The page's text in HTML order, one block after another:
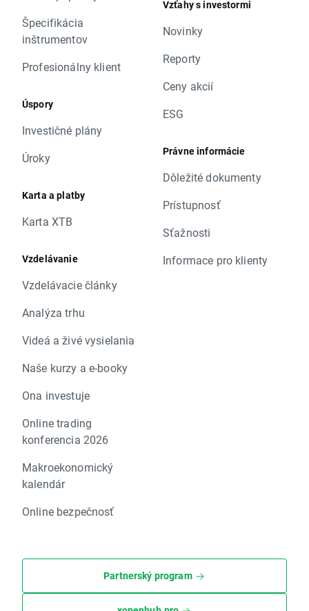
Špecifikácia
inštrumentov
Profesionálny klient
Úspory
Investičné plány
Úroky
Karta a platby
Karta XTB
Vzdelávanie
Vzdelávacie články
Analýza trhu
Videá a živé vysielania
Naše kurzy a e-booky
Ona investuje
Online trading
konferencia 2026
Makroekonomický
kalendár
Online bezpečnosť
Vzťahy s investormi
Novinky
Reporty
Ceny akcií
ESG
Právne informácie
Dôležité dokumenty
Prístupnosť
Sťažnosti
Informace pro klienty
Partnerský program